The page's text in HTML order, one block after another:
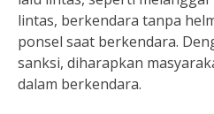
lintas, berkendara tanpa
ponsel saat berkendara.
sanksi, diharapkan
dalam berkendara.